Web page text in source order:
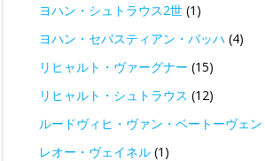
ヨハン・シュトラウス2世 (1)
ヨハン・セバスティアン・バッハ (4)
リヒャルト・ヴァーグナー (15)
リヒャルト・シュトラウス (12)
ルードヴィヒ・ヴァン・ベートーヴェン
レオー・ヴェイネル (1)